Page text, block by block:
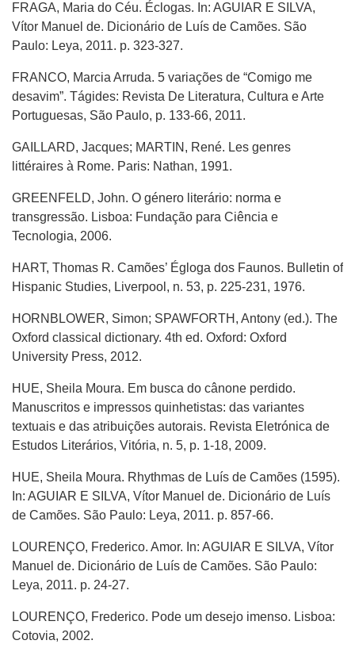
FRAGA, Maria do Céu. Éclogas. In: AGUIAR E SILVA,
Vítor Manuel de. Dicionário de Luís de Camões. São
Paulo: Leya, 2011. p. 323-327.
FRANCO, Marcia Arruda. 5 variações de “Comigo me
desavim”. Tágides: Revista De Literatura, Cultura e Arte
Portuguesas, São Paulo, p. 133-66, 2011.
GAILLARD, Jacques; MARTIN, René. Les genres
littéraires à Rome. Paris: Nathan, 1991.
GREENFELD, John. O género literário: norma e
transgressão. Lisboa: Fundação para Ciência e
Tecnologia, 2006.
HART, Thomas R. Camões’ Égloga dos Faunos. Bulletin of
Hispanic Studies, Liverpool, n. 53, p. 225-231, 1976.
HORNBLOWER, Simon; SPAWFORTH, Antony (ed.). The
Oxford classical dictionary. 4th ed. Oxford: Oxford
University Press, 2012.
HUE, Sheila Moura. Em busca do cânone perdido.
Manuscritos e impressos quinhetistas: das variantes
textuais e das atribuições autorais. Revista Eletrónica de
Estudos Literários, Vitória, n. 5, p. 1-18, 2009.
HUE, Sheila Moura. Rhythmas de Luís de Camões (1595).
In: AGUIAR E SILVA, Vítor Manuel de. Dicionário de Luís
de Camões. São Paulo: Leya, 2011. p. 857-66.
LOURENÇO, Frederico. Amor. In: AGUIAR E SILVA, Vítor
Manuel de. Dicionário de Luís de Camões. São Paulo:
Leya, 2011. p. 24-27.
LOURENÇO, Frederico. Pode um desejo imenso. Lisboa:
Cotovia, 2002.